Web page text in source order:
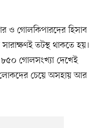
ও গোলকিপারদের হিসাব
তটস্থ থাকতে হয়।
গোলসংখ্যা দেখেই
লোকদের চেয়ে অসহায় আর